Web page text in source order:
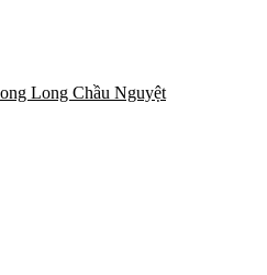
Long Chầu Nguyệt